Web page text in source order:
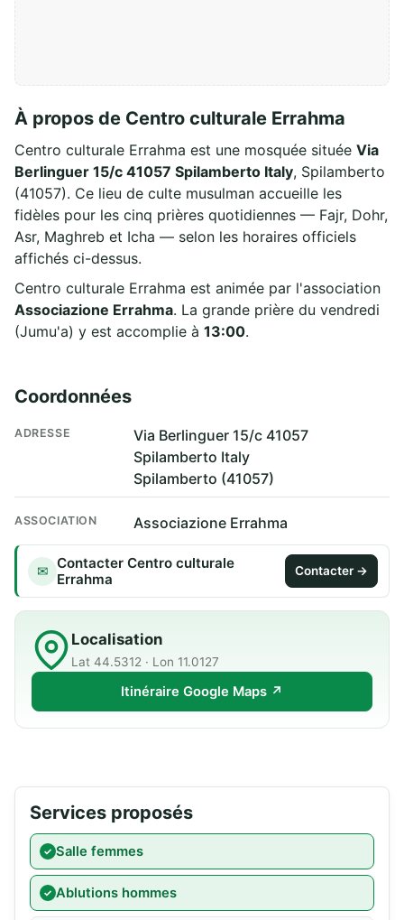
À propos de Centro culturale Errahma
Centro culturale Errahma est une mosquée située Via
Berlinguer 15/c 41057 Spilamberto Italy, Spilamberto
(41057). Ce lieu de culte musulman accueille les
fidèles pour les cinq prières quotidiennes — Fajr, Dohr,
Asr, Maghreb et Icha — selon les horaires officiels
affichés ci-dessus.
Centro culturale Errahma est animée par l'association
Associazione Errahma. La grande prière du vendredi
(Jumu'a) y est accomplie à 13:00.
Coordonnées
ADRESSE
Via Berlinguer 15/c 41057
Spilamberto Italy
Spilamberto (41057)
ASSOCIATION Associazione Errahma
✉ Contacter Centro culturale
Errahma
Contacter →
Localisation
Lat 44.5312 · Lon 11.0127
Itinéraire Google Maps ↗
Services proposés
Salle femmes
Ablutions hommes